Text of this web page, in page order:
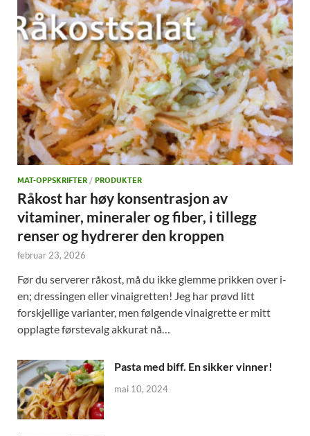
MAT-OPPSKRIFTER / PRODUKTER
Råkost har høy konsentrasjon av
vitaminer, mineraler og fiber, i tillegg
renser og hydrerer den kroppen
februar 23, 2026
Før du serverer råkost, må du ikke glemme prikken over i-
en; dressingen eller vinaigretten! Jeg har prøvd litt
forskjellige varianter, men følgende vinaigrette er mitt
opplagte førstevalg akkurat nå…
Pasta med biff. En sikker vinner!
mai 10, 2024